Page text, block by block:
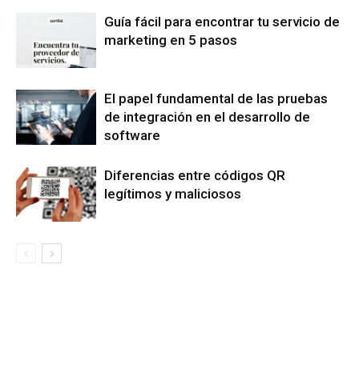
Guía fácil para encontrar tu servicio de
marketing en 5 pasos
El papel fundamental de las pruebas
de integración en el desarrollo de
software
Diferencias entre códigos QR
legítimos y maliciosos